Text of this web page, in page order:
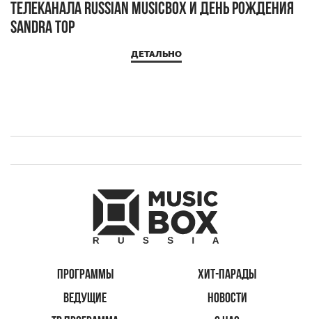
телеканала RUSSIAN MUSICBOX и день рождения
Sandra Top
ДЕТАЛЬНО
ПРОГРАММЫ
ХИТ-ПАРАДЫ
ВЕДУЩИЕ
НОВОСТИ